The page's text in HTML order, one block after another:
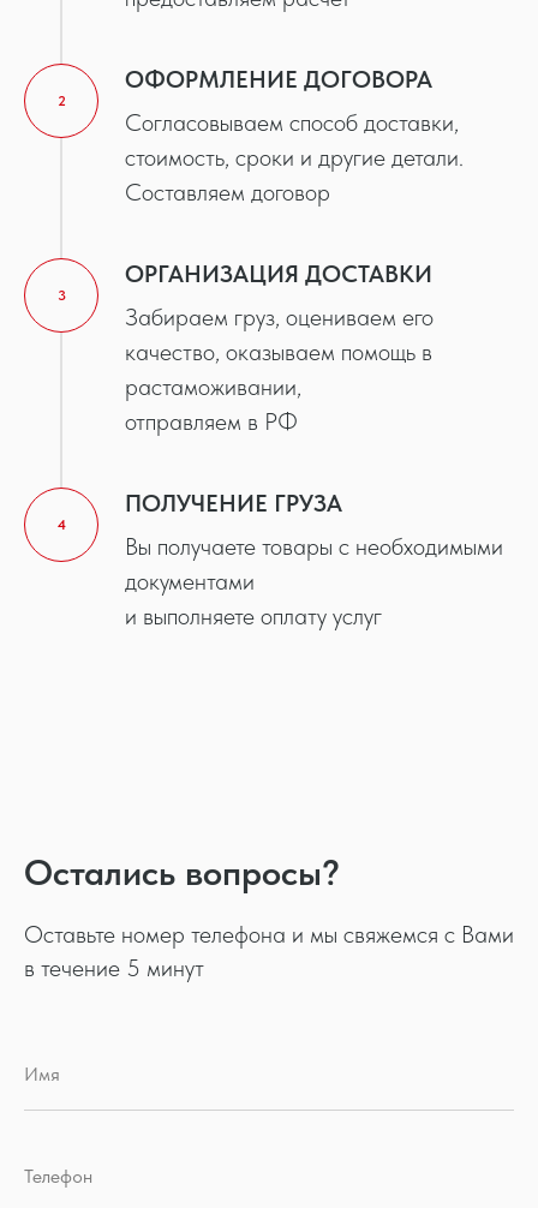
2
ОФОРМЛЕНИЕ ДОГОВОРА
Согласовываем способ доставки,
стоимость, сроки и другие детали.
Составляем договор
3
ОРГАНИЗАЦИЯ ДОСТАВКИ
Забираем груз, оцениваем его
качество, оказываем помощь в
растаможивании,
отправляем в РФ
4
ПОЛУЧЕНИЕ ГРУЗА
Вы получаете товары с необходимыми
документами
и выполняете оплату услуг
Остались вопросы?
Оставьте номер телефона и мы свяжемся с Вами
в течение 5 минут